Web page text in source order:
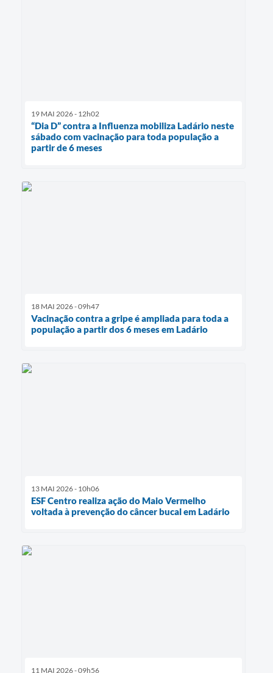
19 MAI 2026 - 12h02
“Dia D” contra a Influenza mobiliza Ladário neste
sábado com vacinação para toda população a
partir de 6 meses
18 MAI 2026 - 09h47
Vacinação contra a gripe é ampliada para toda a
população a partir dos 6 meses em Ladário
13 MAI 2026 - 10h06
ESF Centro realiza ação do Maio Vermelho
voltada à prevenção do câncer bucal em Ladário
11 MAI 2026 - 09h56